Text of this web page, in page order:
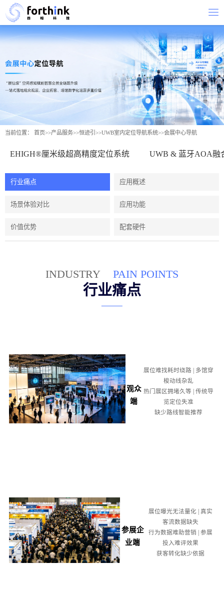
当前位置： 首页>>产品服务>>恒迹引 >>UWB室内定位导航系统>>会展中心导航
EHIGH®厘米级超高精度定位系统 UWB & 蓝牙AOA融
行业痛点 应用概述
场景体验对比 应用功能
价值优势 配套硬件
INDUSTRY PAIN POINTS
行业痛点
观众
端
展位难找耗时绕路 | 多馆穿
梭动线杂乱
热门展区拥堵久等 | 传统导
览定位失准
缺少路线智能推荐
参展企
业端
展位曝光无法量化 | 真实
客流数据缺失
行为数据难助营销 | 参展
投入难评效果
获客转化缺少依据